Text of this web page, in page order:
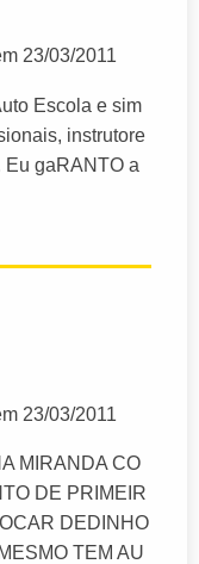
23/03/2011
Escola e sim
instrutore
Eu gaRANTO a
23/03/2011
MIRANDA CO
DE PRIMEIR
DEDINHO
TEM AU